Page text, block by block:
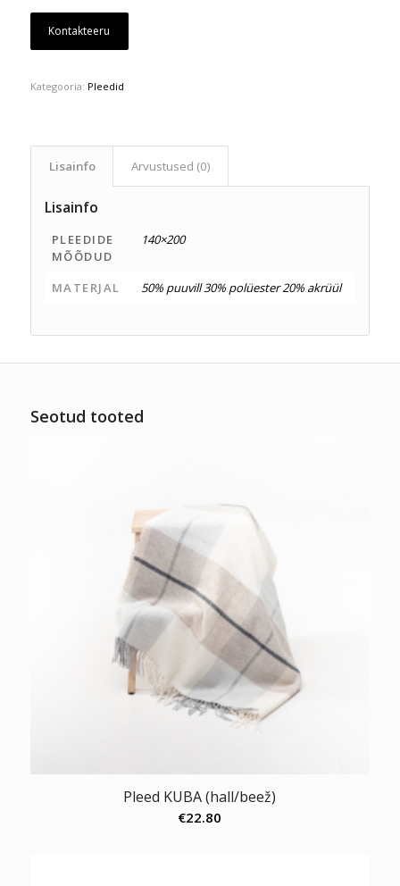
Kontakteeru
Kategooria: Pleedid
Lisainfo Arvustused (0)
Lisainfo
PLEEDIDE
MÕÕDUD
140×200
MATERJAL 50% puuvill 30% polüester 20% akrüül
Seotud tooted
Pleed KUBA (hall/beež)
€22.80